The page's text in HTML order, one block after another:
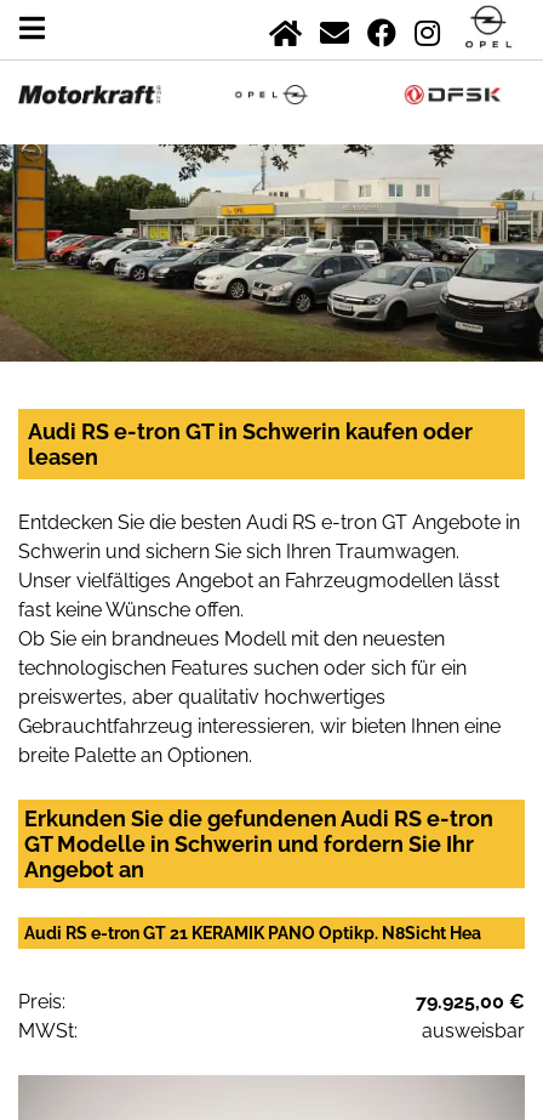
Audi RS e-tron GT in Schwerin kaufen oder
leasen
Entdecken Sie die besten Audi RS e-tron GT Angebote in
Schwerin und sichern Sie sich Ihren Traumwagen.
Unser vielfältiges Angebot an Fahrzeugmodellen lässt
fast keine Wünsche offen.
Ob Sie ein brandneues Modell mit den neuesten
technologischen Features suchen oder sich für ein
preiswertes, aber qualitativ hochwertiges
Gebrauchtfahrzeug interessieren, wir bieten Ihnen eine
breite Palette an Optionen.
Erkunden Sie die gefundenen Audi RS e-tron
GT Modelle in Schwerin und fordern Sie Ihr
Angebot an
Audi RS e-tron GT 21 KERAMIK PANO Optikp. N8Sicht Hea
Preis:
79.925,00 €
MWSt:
ausweisbar